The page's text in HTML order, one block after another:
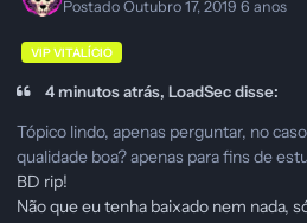
PostadoOutubro 17, 20196 anos
VIP VITALÍCIO
4 minutos atrás, LoadSec disse:
Tópico lindo, apenas perguntar, no
qualidade boa? apenas para fins de
BD rip!
Não que eu tenha baixado nem nada,